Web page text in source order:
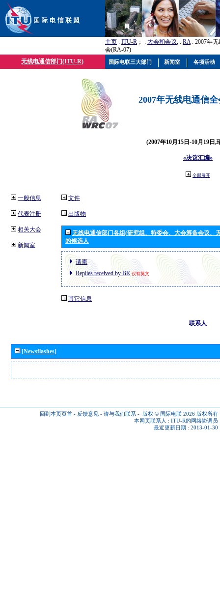
主页 : ITU-R ； : 大会和会议; : RA: 2007年
会(RA-07)
无线电通信部门(ITU-R)
2007年无线电通信
(2007年10月15日-10月19日,
«决议汇编»
全部展开
一般信息
代表注册
相关大会
新闻室
文件
出版物
无线电通信部门各组(研究组、特委会、大会筹备会议、
的候选人
请柬
Replies received by BR 仅有英文
其它信息
联系人
[Newsflashes]
回到本页页首 - 反馈意见 - 请与我们联系 - 版权 © 国际电联 2026 版权所有
本网页联系人 : ITU-R的网络协调员
最近更新日期 : 2013-01-30
国际电联三大部门 新闻室 各项活动